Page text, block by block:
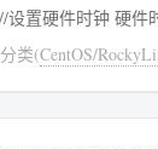
set --
分类(CentOS/